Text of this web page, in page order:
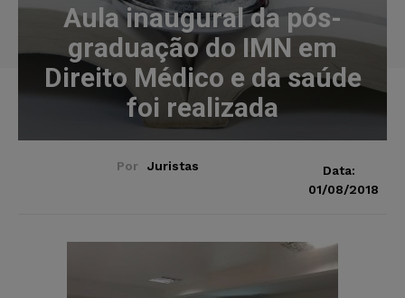
Aula inaugural da pós-
graduação do IMN em
Direito Médico e da saúde
foi realizada
Por Juristas
Data:
01/08/2018